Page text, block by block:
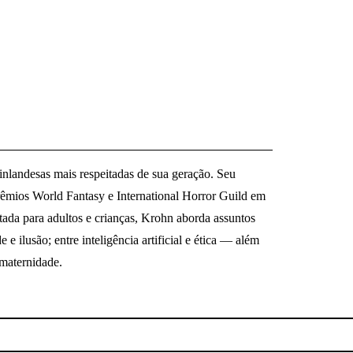
mais respeitadas de sua geração. Seu
World Fantasy e International Horror Guild em
para adultos e crianças, Krohn aborda assuntos
e ilusão; entre inteligência artificial e ética — além